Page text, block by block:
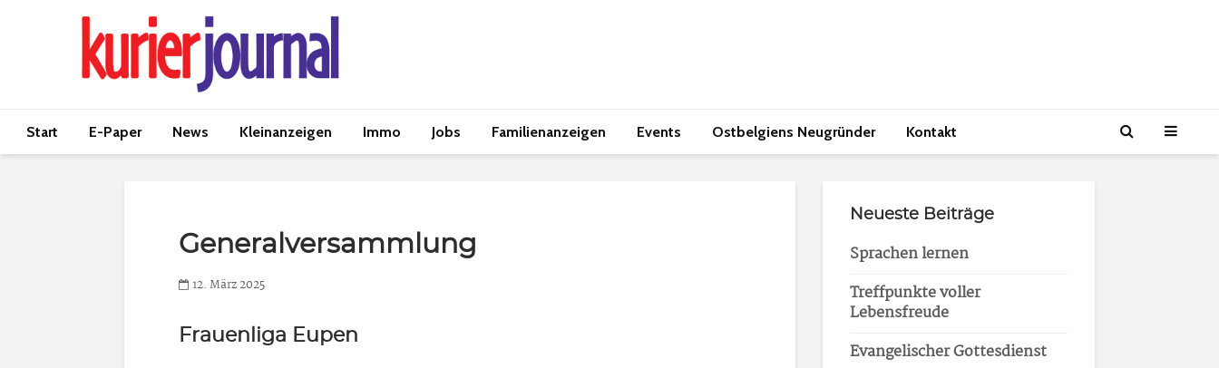
Start E-Paper News Kleinanzeigen Immo Jobs Familienanzeigen Events Ostbelgiens Neugründer Kontakt
Generalversammlung
12. März 2025
Frauenliga Eupen
Neueste Beiträge
Sprachen lernen
Treffpunkte voller
Lebensfreude
Evangelischer Gottesdienst